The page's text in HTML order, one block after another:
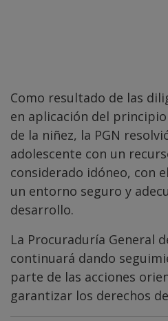
Como resultado de las
en aplicación del
de la niñez, la PGN
adolescente con un
considerado idóneo, con
un entorno seguro y
desarrollo.
La Procuraduría General
continuará dando
parte de las acciones
garantizar los derechos